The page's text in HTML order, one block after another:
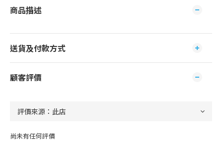
商品描述
送貨及付款方式
顧客評價
尚未有任何評價